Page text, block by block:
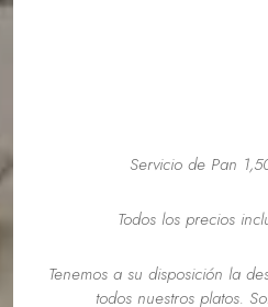
Servicio de Pan
Todos los precios
Tenemos a su disposición la
todos nuestros platos.